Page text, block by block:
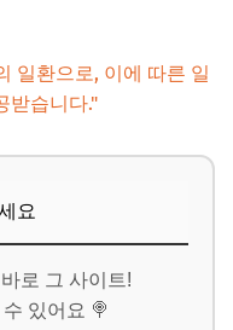
일환으로, 이에 따른 일
받습니다."
요
로 그 사이트!
있어요 🍭